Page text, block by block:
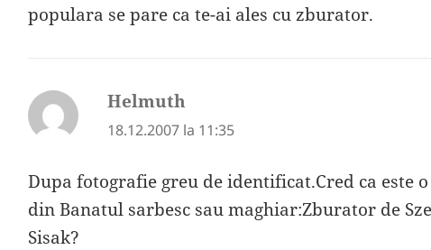
populara se pare ca te-ai ales cu zburator.
Helmuth
18.12.2007 la 11:35
Dupa fotografie greu de identificat.Cred ca este
din Banatul sarbesc sau maghiar:Zburator de
Sisak?